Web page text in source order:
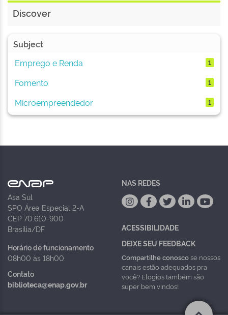
Discover
Subject
Emprego e Renda
1
Fomento 1
Microempreendedor 1
Asa Sul
SPO Área Especial 2-A
CEP 70.610-900
Brasília/DF
Horário de funcionamento
08h00 às 18h00
Contato
biblioteca@enap.gov.br
NAS REDES
ACESSIBILIDADE
DEIXE SEU FEEDBACK
Compartilhe conoscose nossos
canais estão adequados pra
você? Elogios também são
super bem vindos!